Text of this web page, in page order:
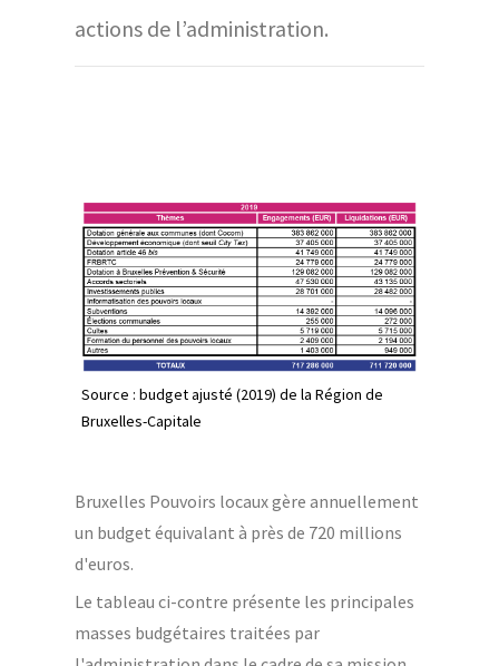
actions de l’administration.
Source : budget ajusté (2019) de la Région de
Bruxelles-Capitale
Bruxelles Pouvoirs locaux gère annuellement
un budget équivalant à près de 720 millions
d'euros.
Le tableau ci-contre présente les principales
masses budgétaires traitées par